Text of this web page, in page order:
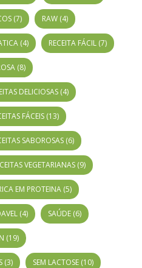
(7) RAW (4)
(4) RECEITA FÁCIL (7)
(8)
DELICIOSAS (4)
FÁCEIS (13)
SABOROSAS (6)
VEGETARIANAS (9)
EM PROTEINA (5)
(4) SAÚDE (6)
(19)
(3) SEM LACTOSE (10)